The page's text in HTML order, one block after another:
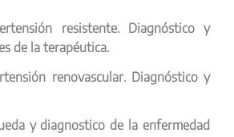
resistente. Diagnóstico y
de la terapéutica.
renovascular. Diagnóstico y
y diagnostico de la enfermedad